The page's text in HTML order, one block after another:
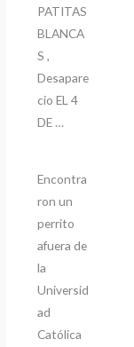
PATITAS
BLANCA
S ,
Desapare
cio EL 4
DE …
Encontra
ron un
perrito
afuera de
la
Universid
ad
Católica